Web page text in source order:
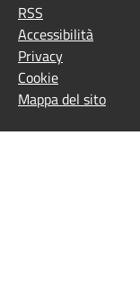
RSS
Accessibilità
Privacy
Cookie
Mappa del sito